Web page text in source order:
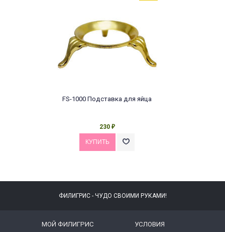
FS-1000 Подставка для яйца
230 ₽
ФИЛИГРИС - ЧУДО СВОИМИ РУКАМИ!
МОЙ ФИЛИГРИС УСЛОВИЯ